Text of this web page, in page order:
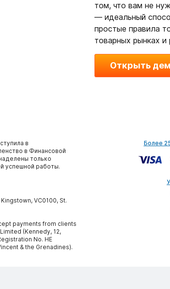
том, что вам не
— идеальный
простые правила
товарных рынках и
Открыть
в
в Финансовой
только
успешной работы.
VC0100, St.
payments from clients
(Kennedy, 12,
No. HE
& the Grenadines).
Более